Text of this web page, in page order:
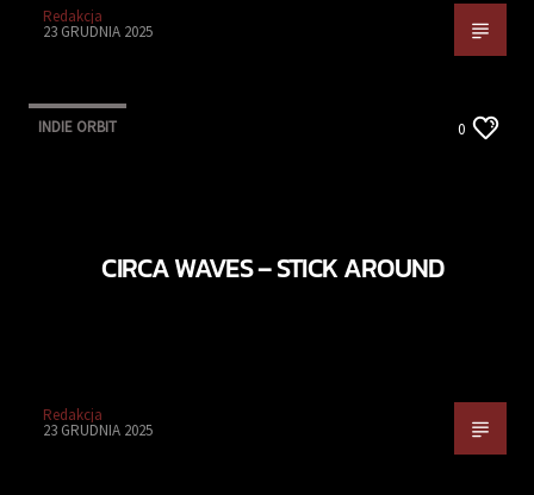
Redakcja
23 GRUDNIA 2025
INDIE ORBIT 0
CIRCA WAVES – STICK AROUND
Redakcja
23 GRUDNIA 2025